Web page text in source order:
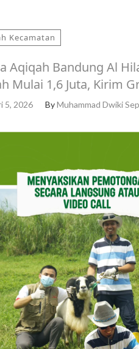
Kecamatan
Aqiqah Bandung Al
Mulai 1,6 Juta, Kirim
5, 2026 ByMuhammad Dwiki